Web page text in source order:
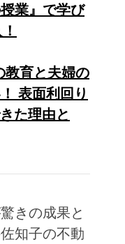
業』で学び
教育と夫婦の
表面利回り
た理由と
きの成果と
知子の不動